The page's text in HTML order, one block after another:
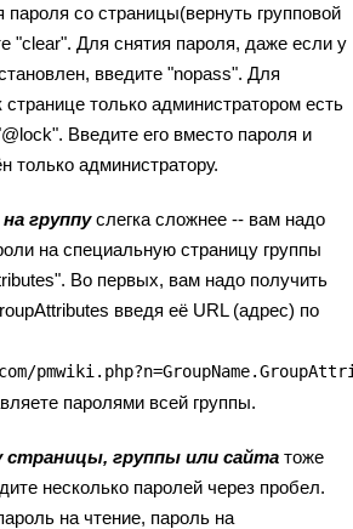
пароля со страницы(вернуть групповой
"clear". Для снятия пароля, даже если у
введите "nopass". Для
странице только администратором есть
Введите его вместо пароля и
только администратору.
группуслегка сложнее -- вам надо
на специальную страницу группы
Во первых, вам надо получить
введя её URL (адрес) по
паролями всей группы.
страницы, группы или сайта тоже
несколько паролей через пробел.
на чтение, пароль на